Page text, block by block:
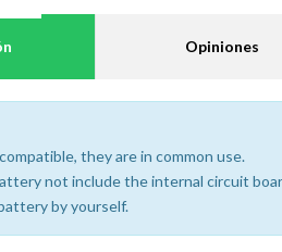
Opiniones
they are in common use.
not include the internal circuit
by yourself.